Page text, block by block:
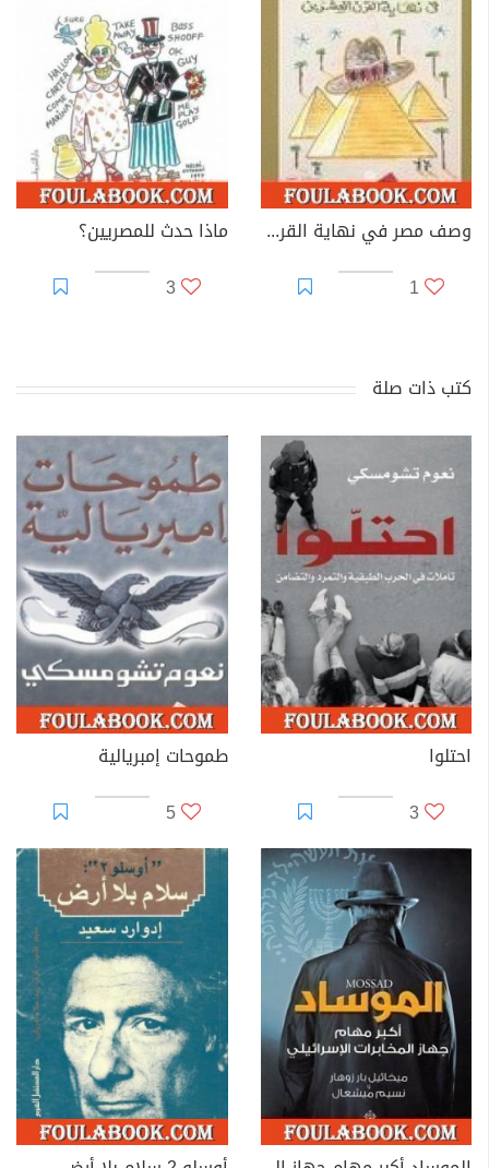
وصف مصر في نهاية القرن العشرين
1
ماذا حدث للمصريين؟
3
كتب ذات صلة
احتلوا
3
طموحات إمبريالية
5